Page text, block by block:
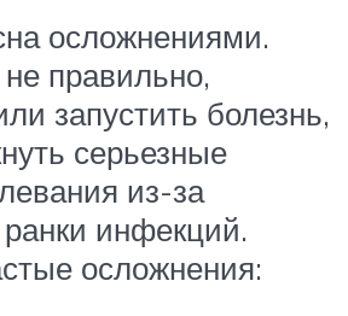
осложнениями.
правильно,
запустить болезнь,
серьезные
из-за
инфекций.
осложнения: